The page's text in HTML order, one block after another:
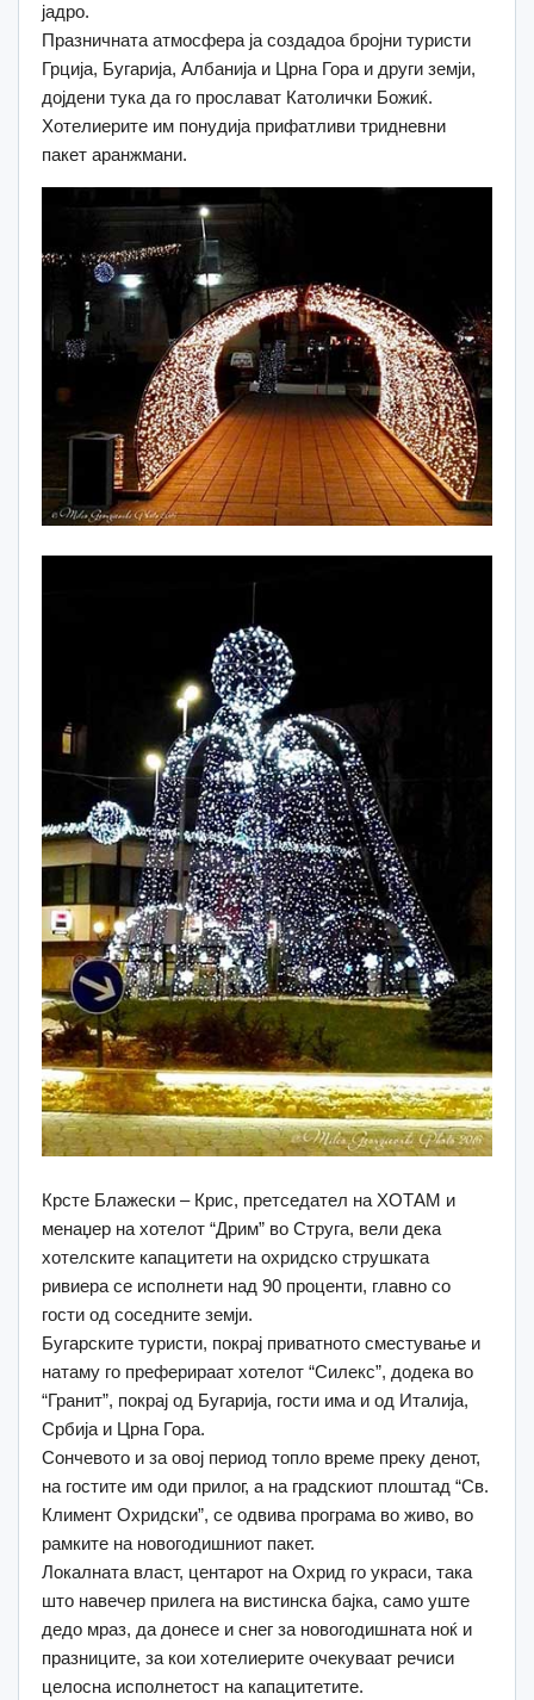
јадро.
Празничната атмосфера ја создадоа бројни туристи
Грција, Бугарија, Албанија и Црна Гора и други земји,
дојдени тука да го прослават Католички Божиќ.
Хотелиерите им понудија прифатливи тридневни
пакет аранжмани.
Крсте Блажески – Крис, претседател на ХОТАМ и
менаџер на хотелот “Дрим” во Струга, вели дека
хотелските капацитети на охридско струшката
ривиера се исполнети над 90 проценти, главно со
гости од соседните земји.
Бугарските туристи, покрај приватното сместување и
натаму го преферираат хотелот “Силекс”, додека во
“Гранит”, покрај од Бугарија, гости има и од Италија,
Србија и Црна Гора.
Сончевото и за овој период топло време преку денот,
на гостите им оди прилог, а на градскиот плоштад “Св.
Климент Охридски”, се одвива програма во живо, во
рамките на новогодишниот пакет.
Локалната власт, центарот на Охрид го украси, така
што навечер прилега на вистинска бајка, само уште
дедо мраз, да донесе и снег за новогодишната ноќ и
празниците, за кои хотелиерите очекуваат речиси
целосна исполнетост на капацитетите.